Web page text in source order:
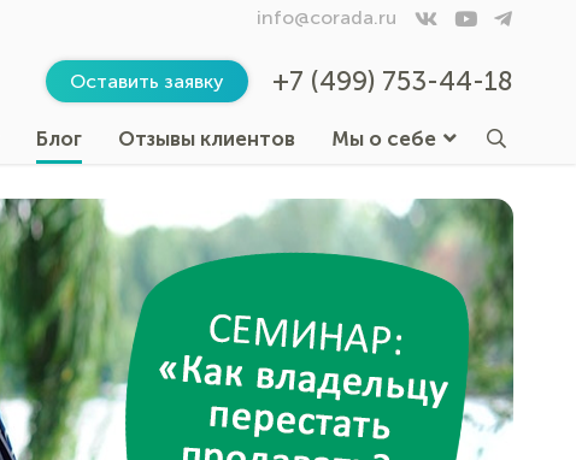
info@corada.ru
Оставить заявку +7 (499) 753-44-18
Блог Отзывы клиентов Мы о себе